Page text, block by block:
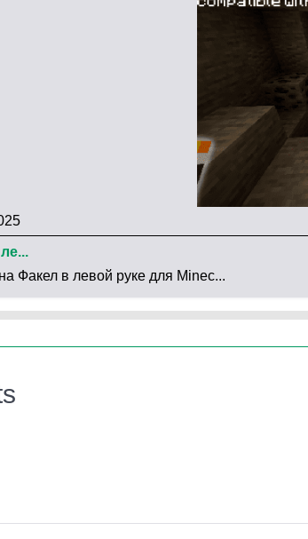
версий Minecraft PE.
Факел в левой руке для Minec...